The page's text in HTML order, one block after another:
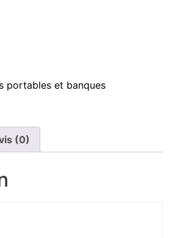
portables et banques
(0)